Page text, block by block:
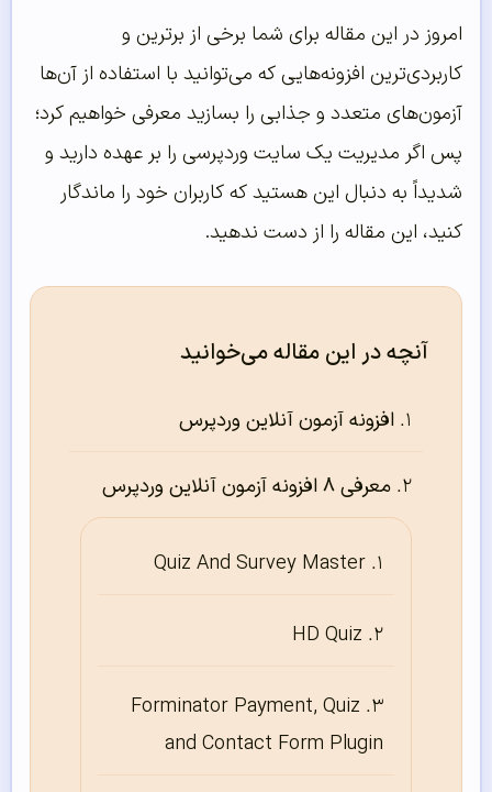
امروز در این مقاله برای شما برخی از برترین و
کاربردی‌ترین افزونه‌هایی که می‌توانید با استفاده از آن‌ها
آزمون‌های متعدد و جذابی را بسازید معرفی خواهیم کرد؛
پس اگر مدیریت یک سایت وردپرسی را بر عهده دارید و
شدیداً به دنبال این هستید که کاربران خود را ماندگار
کنید، این مقاله را از دست ندهید.
آنچه در این مقاله می‌خوانید
افزونه آزمون آنلاین وردپرس
معرفی ۸ افزونه آزمون آنلاین وردپرس
Quiz And Survey Master
HD Quiz
Forminator Payment, Quiz
and Contact Form Plugin